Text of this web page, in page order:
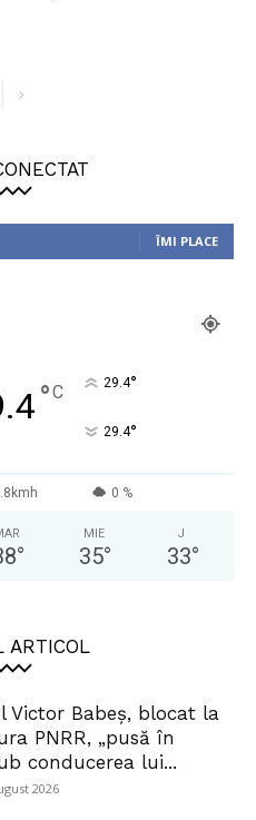
ÎMI PLACE
°C 29.4°
29.4°
0 %
°
MIE
35°
J
33°
ARTICOL
Victor Babeș, blocat la
PNRR, „pusă în
conducerea lui...
2026